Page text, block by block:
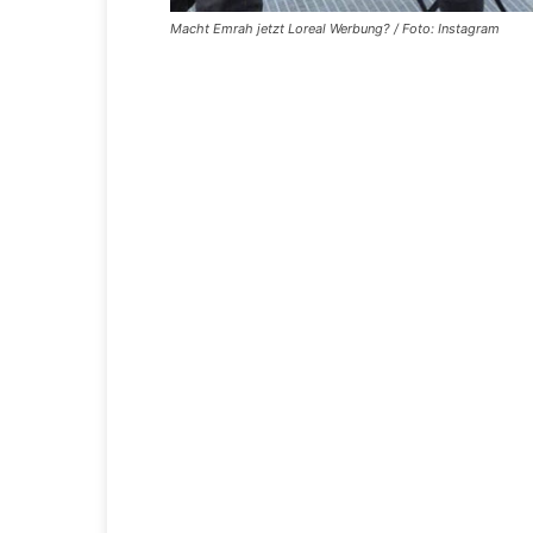
Macht Emrah jetzt Loreal Werbung? / Foto: Instagram